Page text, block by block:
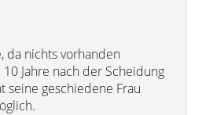
da nichts vorhanden
Jahre nach der Scheidung
seine geschiedene Frau